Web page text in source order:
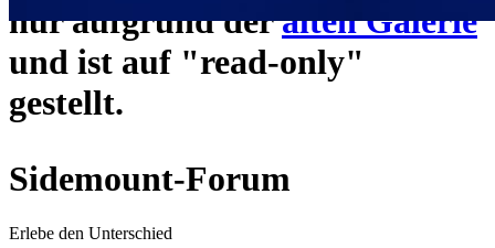
nur aufgrund deralten Galerie
und ist auf "read-only"
gestellt.
Sidemount-Forum
Erlebe den Unterschied